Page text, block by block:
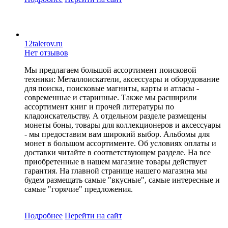
12talerov.ru
Нет отзывов
Мы предлагаем большой ассортимент поисковой
техники: Металлоискатели, аксессуары и оборудование
для поиска, поисковые магниты, карты и атласы -
современные и старинные. Также мы расширили
ассортимент книг и прочей литературы по
кладоискательству. А отдельном разделе размещены
монеты боны, товары для коллекционеров и аксессуары
- мы предоставим вам широкий выбор. Альбомы для
монет в большом ассортименте. Об условиях оплаты и
доставки читайте в соответствующем разделе. На все
приобретенные в нашем магазине товары действует
гарантия. На главной странице нашего магазина мы
будем размещать самые "вкусные", самые интересные и
самые "горячие" предложения.
Подробнее Перейти на сайт